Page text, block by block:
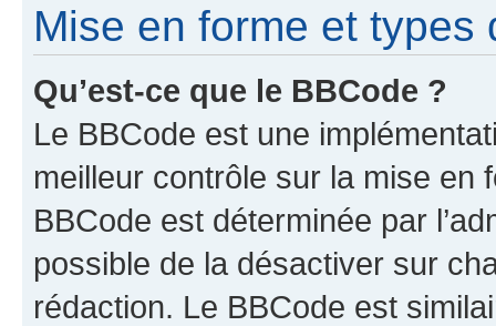
Mise en forme et types
Qu’est-ce que le BBCode ?
Le BBCode est une
meilleur contrôle sur la mise en
BBCode est déterminée par
possible de la désactiver sur
rédaction. Le BBCode est